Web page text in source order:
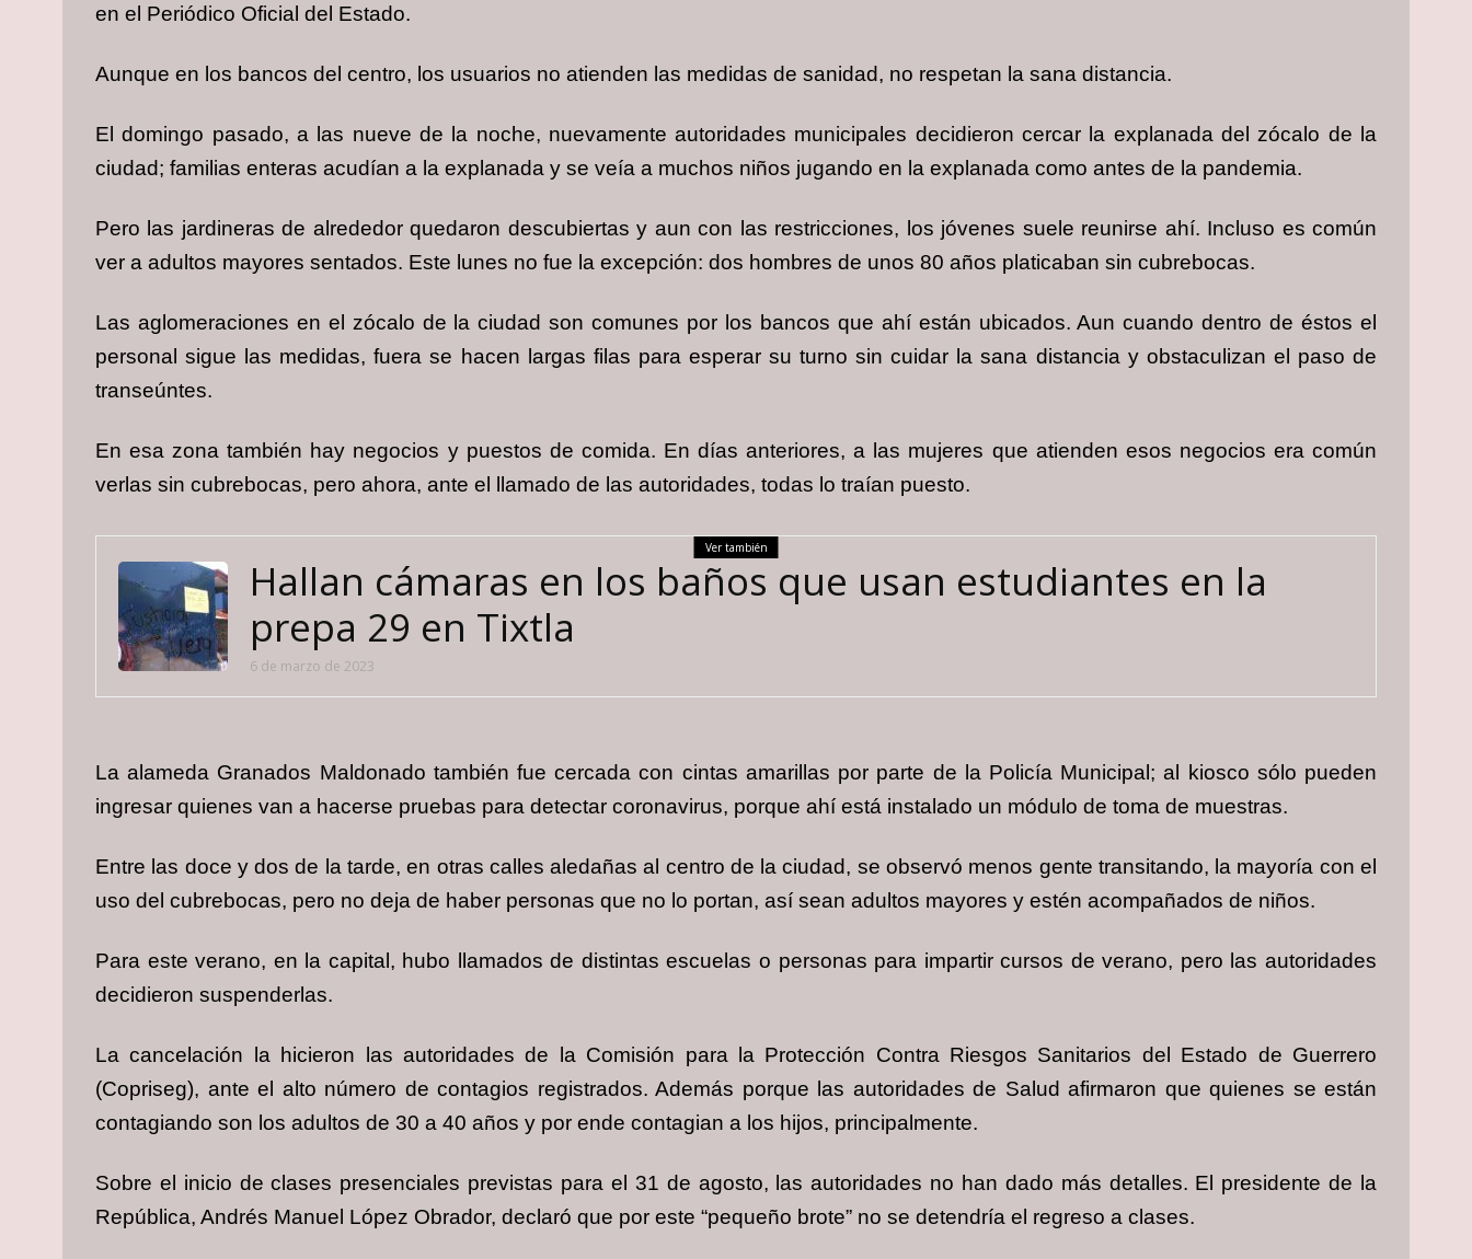
en el Periódico Oficial del Estado.
Aunque en los bancos del centro, los usuarios no atienden las medidas de sanidad, no respetan la sana distancia.
El domingo pasado, a las nueve de la noche, nuevamente autoridades municipales decidieron cercar la explanada del zócalo de la
ciudad; familias enteras acudían a la explanada y se veía a muchos niños jugando en la explanada como antes de la pandemia.
Pero las jardineras de alrededor quedaron descubiertas y aun con las restricciones, los jóvenes suele reunirse ahí. Incluso es común
ver a adultos mayores sentados. Este lunes no fue la excepción: dos hombres de unos 80 años platicaban sin cubrebocas.
Las aglomeraciones en el zócalo de la ciudad son comunes por los bancos que ahí están ubicados. Aun cuando dentro de éstos el
personal sigue las medidas, fuera se hacen largas filas para esperar su turno sin cuidar la sana distancia y obstaculizan el paso de
transeúntes.
En esa zona también hay negocios y puestos de comida. En días anteriores, a las mujeres que atienden esos negocios era común
verlas sin cubrebocas, pero ahora, ante el llamado de las autoridades, todas lo traían puesto.
Ver también
Hallan cámaras en los baños que usan estudiantes en la
prepa 29 en Tixtla
6 de marzo de 2023
La alameda Granados Maldonado también fue cercada con cintas amarillas por parte de la Policía Municipal; al kiosco sólo pueden
ingresar quienes van a hacerse pruebas para detectar coronavirus, porque ahí está instalado un módulo de toma de muestras.
Entre las doce y dos de la tarde, en otras calles aledañas al centro de la ciudad, se observó menos gente transitando, la mayoría con el
uso del cubrebocas, pero no deja de haber personas que no lo portan, así sean adultos mayores y estén acompañados de niños.
Para este verano, en la capital, hubo llamados de distintas escuelas o personas para impartir cursos de verano, pero las autoridades
decidieron suspenderlas.
La cancelación la hicieron las autoridades de la Comisión para la Protección Contra Riesgos Sanitarios del Estado de Guerrero
(Copriseg), ante el alto número de contagios registrados. Además porque las autoridades de Salud afirmaron que quienes se están
contagiando son los adultos de 30 a 40 años y por ende contagian a los hijos, principalmente.
Sobre el inicio de clases presenciales previstas para el 31 de agosto, las autoridades no han dado más detalles. El presidente de la
República, Andrés Manuel López Obrador, declaró que por este “pequeño brote” no se detendría el regreso a clases.